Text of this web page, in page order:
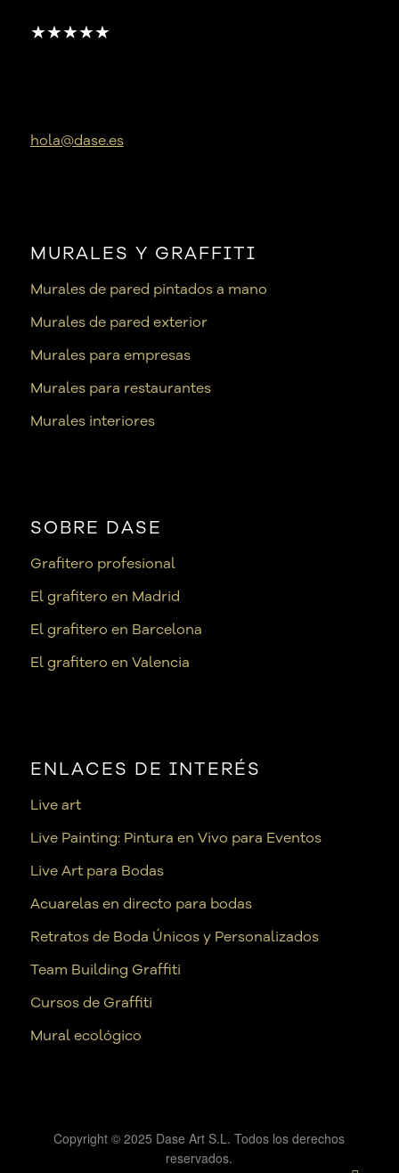
★★★★★
hola@dase.es
MURALES Y GRAFFITI
Murales de pared pintados a mano
Murales de pared exterior
Murales para empresas
Murales para restaurantes
Murales interiores
SOBRE DASE
Grafitero profesional
El grafitero en Madrid
El grafitero en Barcelona
El grafitero en Valencia
ENLACES DE INTERÉS
Live art
Live Painting: Pintura en Vivo para Eventos
Live Art para Bodas
Acuarelas en directo para bodas
Retratos de Boda Únicos y Personalizados
Team Building Graffiti
Cursos de Graffiti
Mural ecológico
Copyright © 2025 Dase Art S.L. Todos los derechos
reservados.